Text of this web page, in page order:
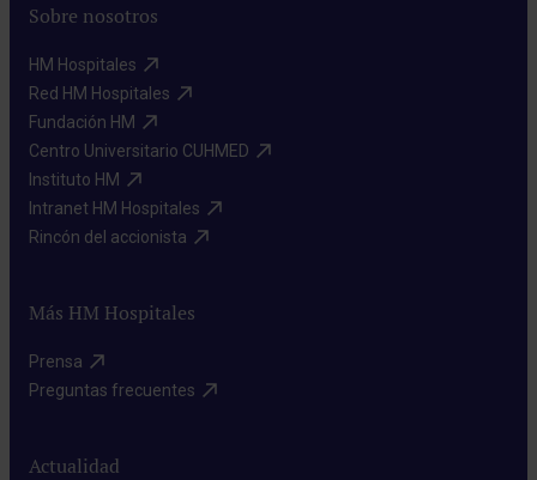
Sobre nosotros
HM Hospitales​
Red HM Hospitales​
Fundación HM​
Centro Universitario CUHMED​
Instituto HM​
Intranet HM Hospitales​
Rincón del accionista​
Más HM Hospitales
Prensa​
Preguntas frecuentes​
Actualidad